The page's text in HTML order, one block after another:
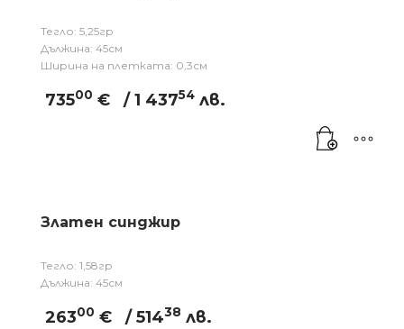
Тегло: 5,25гр
Дължина: 45см
Ширина на плетката: 0,3см
73500 € / 1 43754 лв.
Златен синджир
Тегло: 1,58гр
Дължина: 45см
26300 € / 51438 лв.